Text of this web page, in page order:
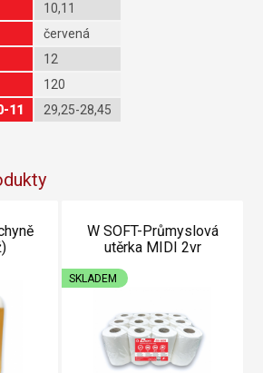
10,11
červená
12
120
11
29,25-28,45
W SOFT-Průmyslová
utěrka MIDI 2vr
SKLADEM